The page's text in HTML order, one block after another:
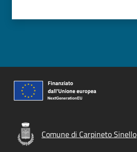
Comune di Carpineto Sinello